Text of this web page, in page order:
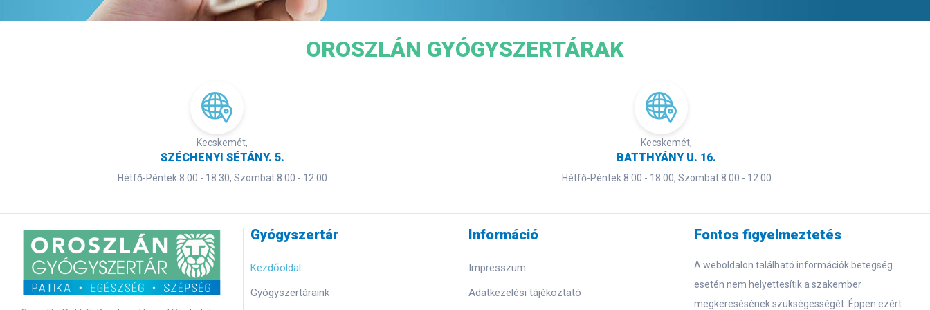
OROSZLÁN GYÓGYSZERTÁRAK
Kecskemét,
SZÉCHENYI SÉTÁNY. 5.
Hétfő-Péntek 8.00 - 18.30, Szombat 8.00 - 12.00
Kecskemét,
BATTHYÁNY U. 16.
Hétfő-Péntek 8.00 - 18.00, Szombat 8.00 - 12.00
Gyógyszertár
Kezdőoldal
Gyógyszertáraink
Információ
Impresszum
Adatkezelési tájékoztató
Fontos figyelmeztetés
A weboldalon található információk betegség
esetén nem helyettesítik a szakember
megkeresésének szükségességét. Éppen ezért